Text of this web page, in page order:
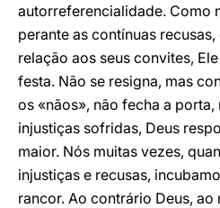
autorreferencialidade. Como
perante as contínuas
relação aos seus convites,
festa. Não se resigna, mas
os «nãos», não fecha a
injustiças sofridas, Deus
maior. Nós muitas vezes,
injustiças e recusas,
rancor. Ao contrário Deus,